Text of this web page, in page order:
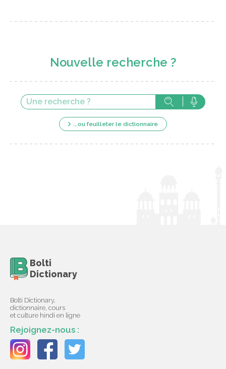
Nouvelle recherche ?
...ou feuilleter le dictionnaire
Bolti
Dictionary
Bolti Dictionary,
dictionnaire, cours
et culture hindi en ligne
Rejoignez-nous :